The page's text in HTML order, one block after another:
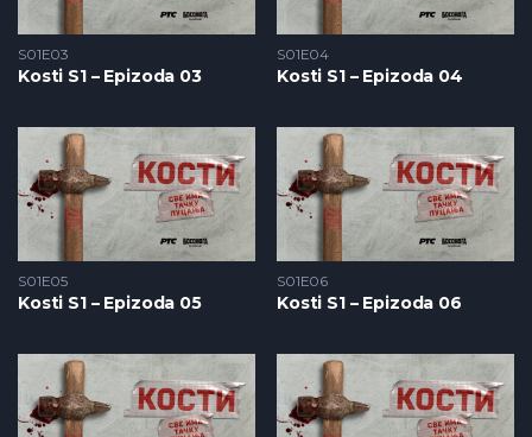
S01E03
Kosti S1 – Epizoda 03
S01E04
Kosti S1 – Epizoda 04
S01E05
Kosti S1 – Epizoda 05
S01E06
Kosti S1 – Epizoda 06